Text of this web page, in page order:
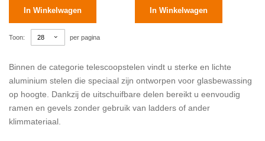
In Winkelwagen In Winkelwagen
Toon per pagina
Binnen de categorie telescoopstelen vindt u sterke en lichte
aluminium stelen die speciaal zijn ontworpen voor glasbewassing
op hoogte. Dankzij de uitschuifbare delen bereikt u eenvoudig
ramen en gevels zonder gebruik van ladders of ander
klimmateriaal.